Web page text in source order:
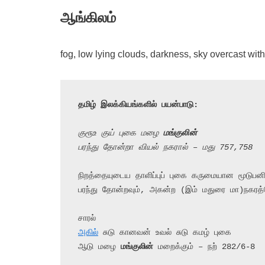
ஆங்கிலம்
fog, low lying clouds, darkness, sky overcast
தமிழ் இலக்கியங்களில் பயன்பாடு:
குரூஉ குய் புகை மழை மங்குலின்
பரந்து தோன்றா வியல் நகரால் – மது 757,758
நிறத்தையுடைய தாளிப்புப் புகை கருமையான
பரந்து தோன்றவும், அகன்ற (இம் மதுரை
அகில் சுடு கானவன் உவல் சுடு கமழ் புகை
ஆடு மழை மங்குலின் மறைக்கும் – நற் 282/6-8